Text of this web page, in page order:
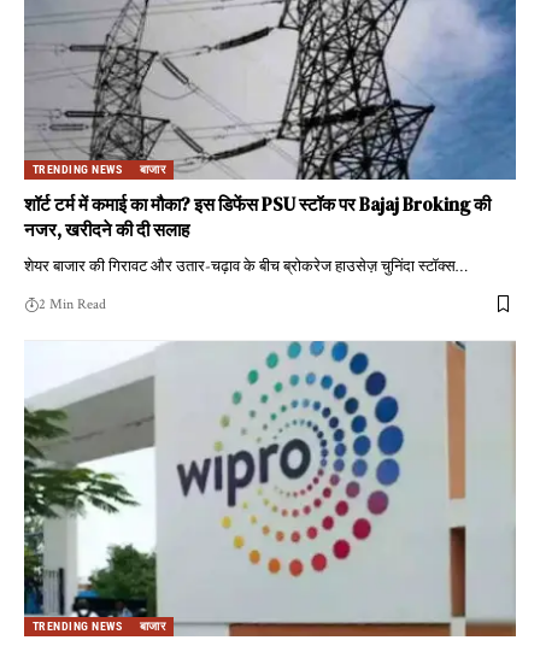
TRENDING NEWS बाजार
शॉर्ट टर्म में कमाई का मौका? इस डिफेंस PSU स्टॉक पर Bajaj Broking की
नजर, खरीदने की दी सलाह
शेयर बाजार की गिरावट और उतार-चढ़ाव के बीच ब्रोकरेज हाउसेज़ चुनिंदा स्टॉक्स…
2 Min Read
TRENDING NEWS बाजार